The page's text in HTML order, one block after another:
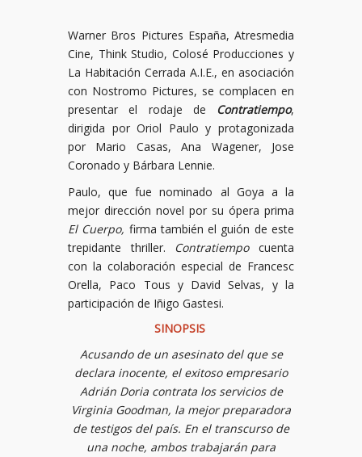
Warner Bros Pictures España, Atresmedia
Cine, Think Studio, Colosé Producciones y
La Habitación Cerrada A.I.E., en asociación
con Nostromo Pictures, se complacen en
presentar el rodaje de
Contratiempo,
dirigida por Oriol Paulo y protagonizada
por Mario Casas, Ana Wagener, Jose
Coronado y Bárbara Lennie.
Paulo, que fue nominado al Goya a la
mejor dirección novel por su ópera prima
El Cuerpo, firma también el guión de este
trepidante thriller. Contratiempocuenta
con la colaboración especial de Francesc
Orella, Paco Tous y David Selvas, y la
participación de Iñigo Gastesi.
SINOPSIS
Acusando de un asesinato del que se
declara inocente, el exitoso empresario
Adrián Doria contrata los servicios de
Virginia Goodman, la mejor preparadora
de testigos del país. En el transcurso de
una noche, ambos trabajarán para